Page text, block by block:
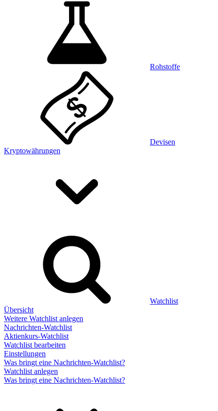
Rohstoffe
Devisen
Kryptowährungen
Watchlist
Übersicht
Weitere Watchlist anlegen
Nachrichten-Watchlist
Aktienkurs-Watchlist
Watchlist bearbeiten
Einstellungen
Was bringt eine Nachrichten-Watchlist?
Watchlist anlegen
Was bringt eine Nachrichten-Watchlist?